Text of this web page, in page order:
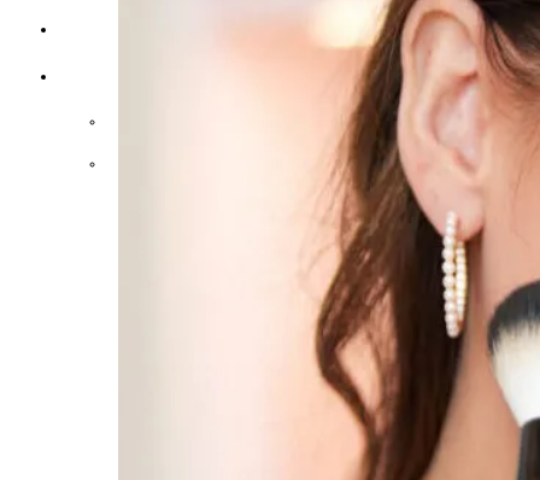
Kontakt mig